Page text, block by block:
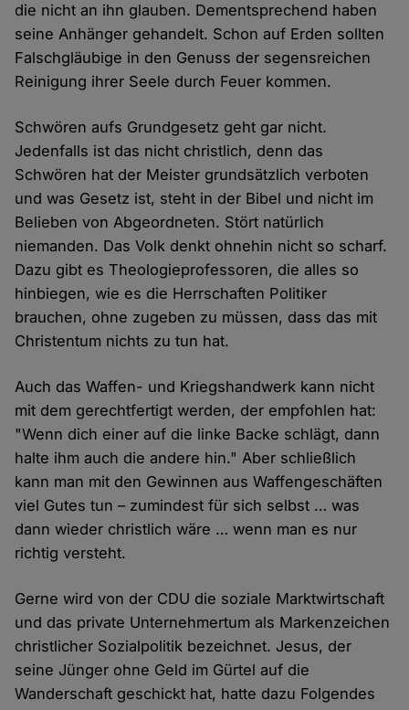
die nicht an ihn glauben. Dementsprechend haben
seine Anhänger gehandelt. Schon auf Erden sollten
Falschgläubige in den Genuss der segensreichen
Reinigung ihrer Seele durch Feuer kommen.
Schwören aufs Grundgesetz geht gar nicht.
Jedenfalls ist das nicht christlich, denn das
Schwören hat der Meister grundsätzlich verboten
und was Gesetz ist, steht in der Bibel und nicht im
Belieben von Abgeordneten. Stört natürlich
niemanden. Das Volk denkt ohnehin nicht so scharf.
Dazu gibt es Theologieprofessoren, die alles so
hinbiegen, wie es die Herrschaften Politiker
brauchen, ohne zugeben zu müssen, dass das mit
Christentum nichts zu tun hat.
Auch das Waffen- und Kriegshandwerk kann nicht
mit dem gerechtfertigt werden, der empfohlen hat:
"Wenn dich einer auf die linke Backe schlägt, dann
halte ihm auch die andere hin." Aber schließlich
kann man mit den Gewinnen aus Waffengeschäften
viel Gutes tun – zumindest für sich selbst … was
dann wieder christlich wäre … wenn man es nur
richtig versteht.
Gerne wird von der CDU die soziale Marktwirtschaft
und das private Unternehmertum als Markenzeichen
christlicher Sozialpolitik bezeichnet. Jesus, der
seine Jünger ohne Geld im Gürtel auf die
Wanderschaft geschickt hat, hatte dazu Folgendes